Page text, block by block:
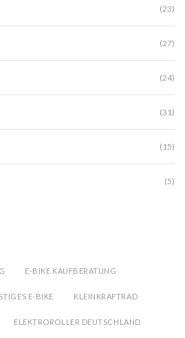
(23)
(27)
(24)
(31)
(15)
(5)
E-BIKE KAUFBERATUNG
E-BIKE KLEINKRAFTRAD
ELEKTROROLLER DEUTSCHLAND